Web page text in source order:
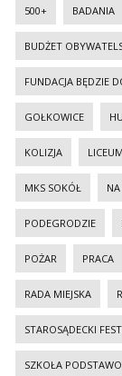
500+ BADANIA
BUDŻET
FUNDACJA BĘDZIE
GOŁKOWICE
KOLIZJA
MKS SOKÓŁ
PODEGRODZIE
POŻAR PRACA
RADA MIEJSKA
STAROSĄDECKI
SZKOŁA